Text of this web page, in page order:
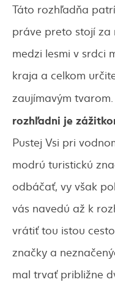
Táto rozhľadňa
práve preto stojí za
medzi lesmi v srdci
kraja a celkom
zaujímavým tvarom.
rozhľadni je
Pustej Vsi pri
modrú turistickú
odbáčať, vy však
vás navedú až k
vrátiť tou istou
značky a
mal trvať približne